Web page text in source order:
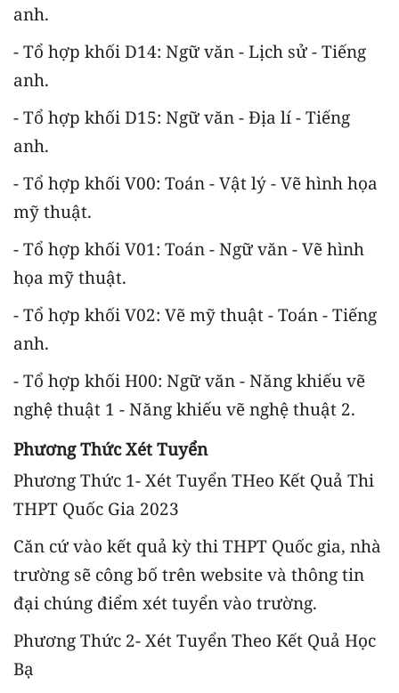
anh.
- Tổ hợp khối D14: Ngữ văn - Lịch sử - Tiếng
anh.
- Tổ hợp khối D15: Ngữ văn - Địa lí - Tiếng
anh.
- Tổ hợp khối V00: Toán - Vật lý - Vẽ hình họa
mỹ thuật.
- Tổ hợp khối V01: Toán - Ngữ văn - Vẽ hình
họa mỹ thuật.
- Tổ hợp khối V02: Vẽ mỹ thuật - Toán - Tiếng
anh.
- Tổ hợp khối H00: Ngữ văn - Năng khiếu vẽ
nghệ thuật 1 - Năng khiếu vẽ nghệ thuật 2.
Phương Thức Xét Tuyển
Phương Thức 1- Xét Tuyển THeo Kết Quả Thi
THPT Quốc Gia 2023
Căn cứ vào kết quả kỳ thi THPT Quốc gia, nhà
trường sẽ công bố trên website và thông tin
đại chúng điểm xét tuyển vào trường.
Phương Thức 2- Xét Tuyển Theo Kết Quả Học
Bạ